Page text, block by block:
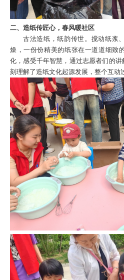
二、造纸传匠心，春风暖社区
古法造纸，纸韵传世。搅动纸浆
燥，一份份精美的纸张在一道道细致
化，感受千年智慧，通过志愿者们的
刻理解了造纸文化起源发展，整个互动